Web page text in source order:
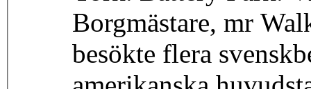
Borgmästare, mr
besökte flera